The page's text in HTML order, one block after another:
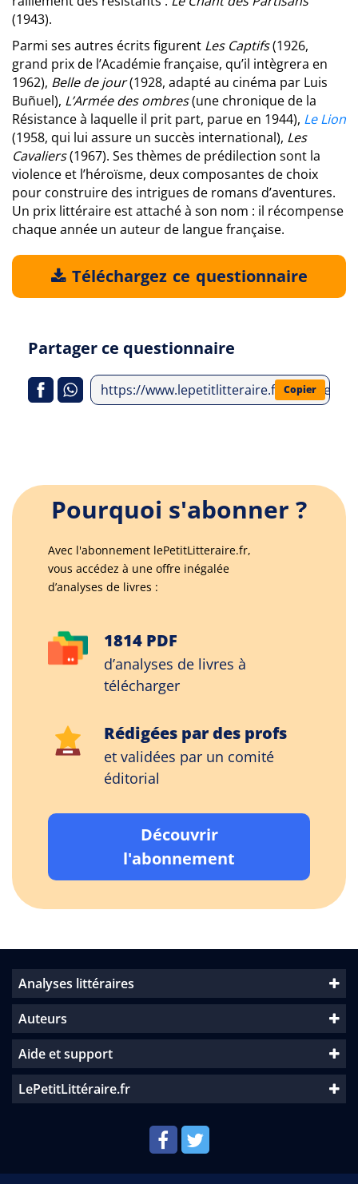
(1943).
Parmi ses autres écrits figurent Les Captifs(1926,
grand prix de l’Académie française, qu’il intègrera en
1962), Belle de jour(1928, adapté au cinéma par Luis
Buñuel), L’Armée des ombres(une chronique de la
Résistance à laquelle il prit part, parue en 1944), Le Lion
(1958, qui lui assure un succès international), Les
Cavaliers(1967). Ses thèmes de prédilection sont la
violence et l’héroïsme, deux composantes de choix
pour construire des intrigues de romans d’aventures.
Un prix littéraire est attaché à son nom : il récompense
chaque année un auteur de langue française.
Téléchargez ce questionnaire
Partager ce questionnaire
https://www.lepetitlitteraire.fr/analyses-
Copier
Pourquoi s'abonner ?
Avec l'abonnement lePetitLitteraire.fr,
vous accédez à une offre inégalée
d’analyses de livres :
1814 PDF
d’analyses de livres à
télécharger
Rédigées par des profs
et validées par un comité
éditorial
Découvrir
l'abonnement
Analyses littéraires
Auteurs
Aide et support
LePetitLittéraire.fr